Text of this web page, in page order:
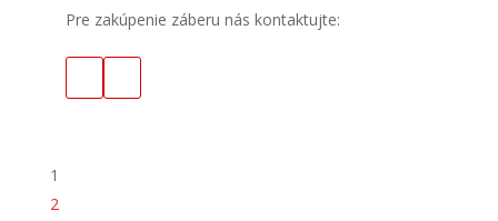
Pre zakúpenie záberu nás kontaktujte:
1
2